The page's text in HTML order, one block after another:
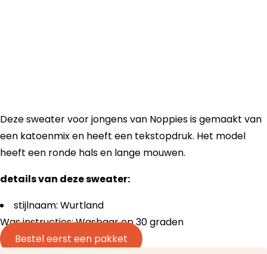
Deze sweater voor jongens van Noppies is gemaakt van
een katoenmix en heeft een tekstopdruk. Het model
heeft een ronde hals en lange mouwen.
details van deze sweater:
stijlnaam: Wurtland
Was instructies: Wasbaar op 30 graden
Bestel eerst een pakket